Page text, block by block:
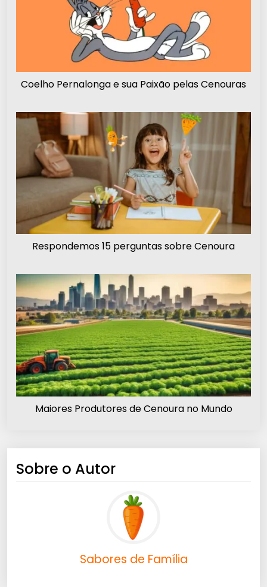
Coelho Pernalonga e sua Paixão pelas Cenouras
Respondemos 15 perguntas sobre Cenoura
Maiores Produtores de Cenoura no Mundo
Sobre o Autor
Sabores de Família